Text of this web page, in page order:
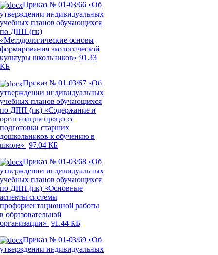
Приказ № 01-03/66 «Об
утверждении индивидуальных
учебных планов обучающихся
по ДПП (пк)
«Методологические основы
формирования экологической
культуры школьников» 91.33
КБ
Приказ № 01-03/67 «Об
утверждении индивидуальных
учебных планов обучающихся
по ДПП (пк) «Содержание и
организация процесса
подготовки старших
дошкольников к обучению в
школе» 97.04 КБ
Приказ № 01-03/68 «Об
утверждении индивидуальных
учебных планов обучающихся
по ДПП (пк) «Основные
аспекты системы
профориентационной работы
в образовательной
организации» 91.44 КБ
Приказ № 01-03/69 «Об
утверждении индивидуальных